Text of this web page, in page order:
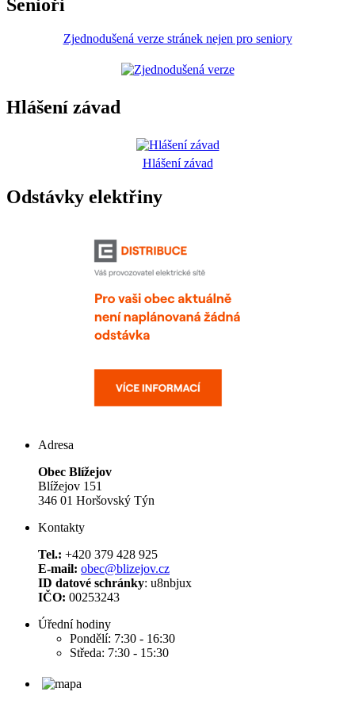
Senioři
Zjednodušená verze stránek nejen pro seniory
Hlášení závad
Hlášení závad
Odstávky elektřiny
Adresa
Obec Blížejov
Blížejov 151
346 01 Horšovský Týn
Kontakty
Tel.: +420 379 428 925
E-mail: obec@blizejov.cz
ID datové schránky: u8nbjux
IČO: 00253243
Úřední hodiny
Pondělí: 7:30 - 16:30
Středa: 7:30 - 15:30